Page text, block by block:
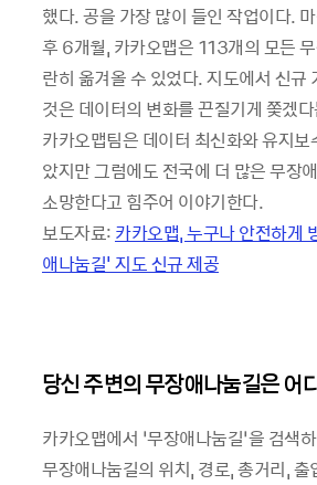
했다. 공을 가장 많이 들인 작업이다.
후 6개월, 카카오맵은 113개의 모든
란히 옮겨올 수 있었다. 지도에서 신규
것은 데이터의 변화를 끈질기게 쫓겠
카카오맵팀은 데이터 최신화와 유지
았지만 그럼에도 전국에 더 많은 무장
소망한다고 힘주어 이야기한다.
보도자료: 카카오맵, 누구나 안전하게
애나눔길' 지도 신규 제공
당신 주변의 무장애나눔길은 어
카카오맵에서 ‘무장애나눔길’을 검색
무장애나눔길의 위치, 경로, 총거리, 출